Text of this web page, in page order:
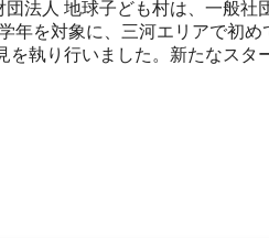
法人 地球子ども村は、一般
を対象に、三河エリアで初め
執り行いました。新たなス